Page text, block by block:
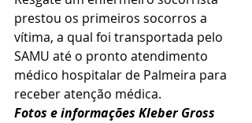
prestou os primeiros socorros a
vítima, a qual foi transportada pelo
SAMU até o pronto atendimento
médico hospitalar de Palmeira para
receber atenção médica.
Fotos e informações Kleber Gross